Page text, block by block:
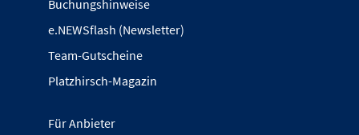
Buchungshinweise
e.NEWSflash (Newsletter)
Team-Gutscheine
Platzhirsch-Magazin
Für Anbieter